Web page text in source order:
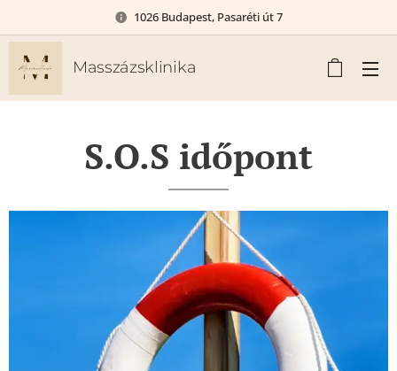
1026 Budapest, Pasaréti út 7
Masszázsklinika
S.O.S időpont